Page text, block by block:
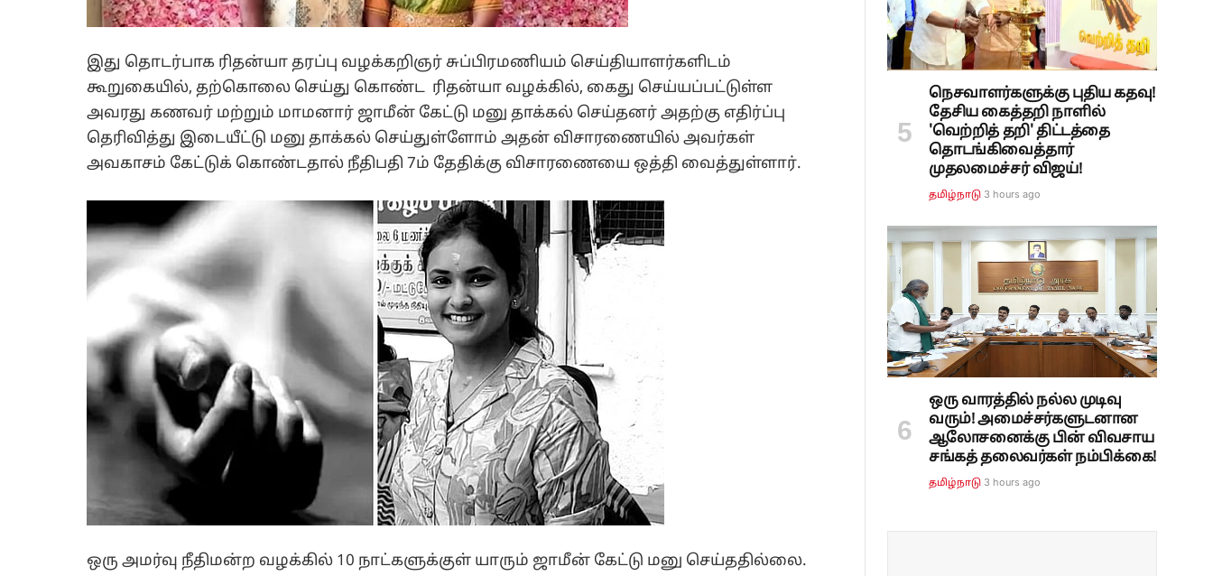
இது தொடர்பாக ரிதன்யா தரப்பு வழக்கறிஞர் சுப்பிரமணியம் செய்தியாளர்களிடம்
கூறுகையில், தற்கொலை செய்து கொண்ட ரிதன்யா வழக்கில், கைது செய்யப்பட்டுள்ள
அவரது கணவர் மற்றும் மாமனார் ஜாமீன் கேட்டு மனு தாக்கல் செய்தனர் அதற்கு எதிர்ப்பு
தெரிவித்து இடையீட்டு மனு தாக்கல் செய்துள்ளோம் அதன் விசாரணையில் அவர்கள்
அவகாசம் கேட்டுக் கொண்டதால் நீதிபதி 7ம் தேதிக்கு விசாரணையை ஒத்தி வைத்துள்ளார்.
ஒரு அமர்வு நீதிமன்ற வழக்கில் 10 நாட்களுக்குள் யாரும் ஜாமீன் கேட்டு மனு செய்ததில்லை.
நெசவாளர்களுக்கு புதிய கதவு!
தேசிய கைத்தறி நாளில்
'வெற்றித் தறி' திட்டத்தை
தொடங்கிவைத்தார்
முதலமைச்சர் விஜய்!
தமிழ்நாடு 3 hours ago
ஒரு வாரத்தில் நல்ல முடிவு
வரும்! அமைச்சர்களுடனான
ஆலோசனைக்கு பின் விவசாய
சங்கத் தலைவர்கள் நம்பிக்கை!
தமிழ்நாடு 3 hours ago